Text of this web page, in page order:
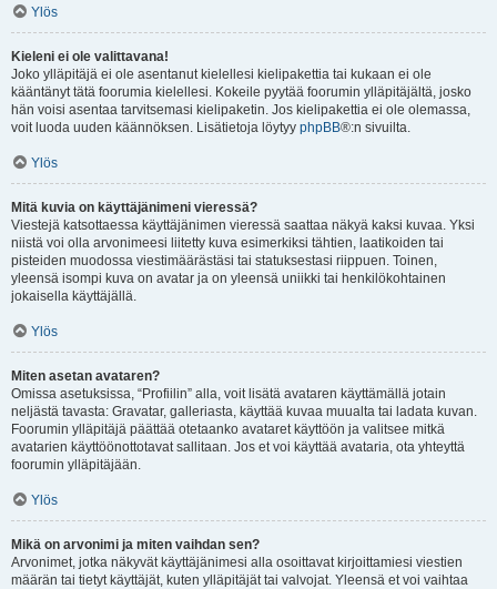
Ylös
Kieleni ei ole valittavana!
Joko ylläpitäjä ei ole asentanut kielellesi kielipakettia tai kukaan ei ole
kääntänyt tätä foorumia kielellesi. Kokeile pyytää foorumin ylläpitäjältä, josko
hän voisi asentaa tarvitsemasi kielipaketin. Jos kielipakettia ei ole olemassa,
voit luoda uuden käännöksen. Lisätietoja löytyy phpBB®:n sivuilta.
Ylös
Mitä kuvia on käyttäjänimeni vieressä?
Viestejä katsottaessa käyttäjänimen vieressä saattaa näkyä kaksi kuvaa. Yksi
niistä voi olla arvonimeesi liitetty kuva esimerkiksi tähtien, laatikoiden tai
pisteiden muodossa viestimäärästäsi tai statuksestasi riippuen. Toinen,
yleensä isompi kuva on avatar ja on yleensä uniikki tai henkilökohtainen
jokaisella käyttäjällä.
Ylös
Miten asetan avataren?
Omissa asetuksissa, “Profiilin” alla, voit lisätä avataren käyttämällä jotain
neljästä tavasta: Gravatar, galleriasta, käyttää kuvaa muualta tai ladata kuvan.
Foorumin ylläpitäjä päättää otetaanko avataret käyttöön ja valitsee mitkä
avatarien käyttöönottotavat sallitaan. Jos et voi käyttää avataria, ota yhteyttä
foorumin ylläpitäjään.
Ylös
Mikä on arvonimi ja miten vaihdan sen?
Arvonimet, jotka näkyvät käyttäjänimesi alla osoittavat kirjoittamiesi viestien
määrän tai tietyt käyttäjät, kuten ylläpitäjät tai valvojat. Yleensä et voi vaihtaa